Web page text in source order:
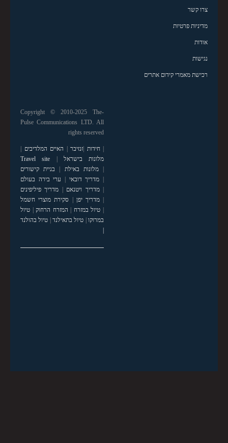
צרו קשר
מדיניות פרטיות
אודות
נגישות
רכישת מאמרי קידום אתרים
Copyright © 2010-2025 The-
Pulse Communications LTD. All
rights reserved
|חידות |זנזיבר | האיים המלדיבים |
מלונות בישראל |
Travel site
|מלונות באילת | בניית קישורים
| מדריך דובאי | ערי בירה בעולם
|מדריך ויטנאם | מדריך פיליפינים
|מדריך יפן | סקירת מוצרי חשמל
| טיול במזרח | המזרח הרחוק| טיול
במרוקו| טיול בתאילנד| טיול בהולנד
|